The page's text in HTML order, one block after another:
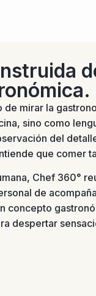
mirar la
sino como
del
que comer
Chef 360°
de
concepto
despertar